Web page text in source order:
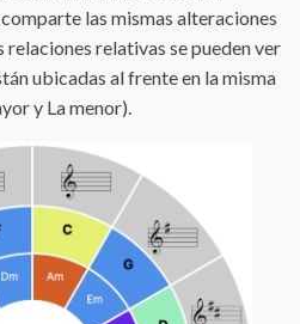
las mismas alteraciones
relativas se pueden ver
ubicadas al frente en la misma
y La menor).